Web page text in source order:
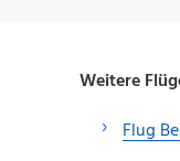
Weitere
Flug